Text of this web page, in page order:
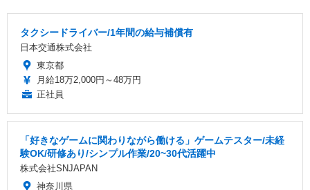
タクシードライバー/1年間の給与補償有
日本交通株式会社
東京都
月給18万2,000円～48万円
正社員
「好きなゲームに関わりながら働ける」ゲームテスター/未経
験OK/研修あり/シンプル作業/20~30代活躍中
株式会社SNJAPAN
神奈川県